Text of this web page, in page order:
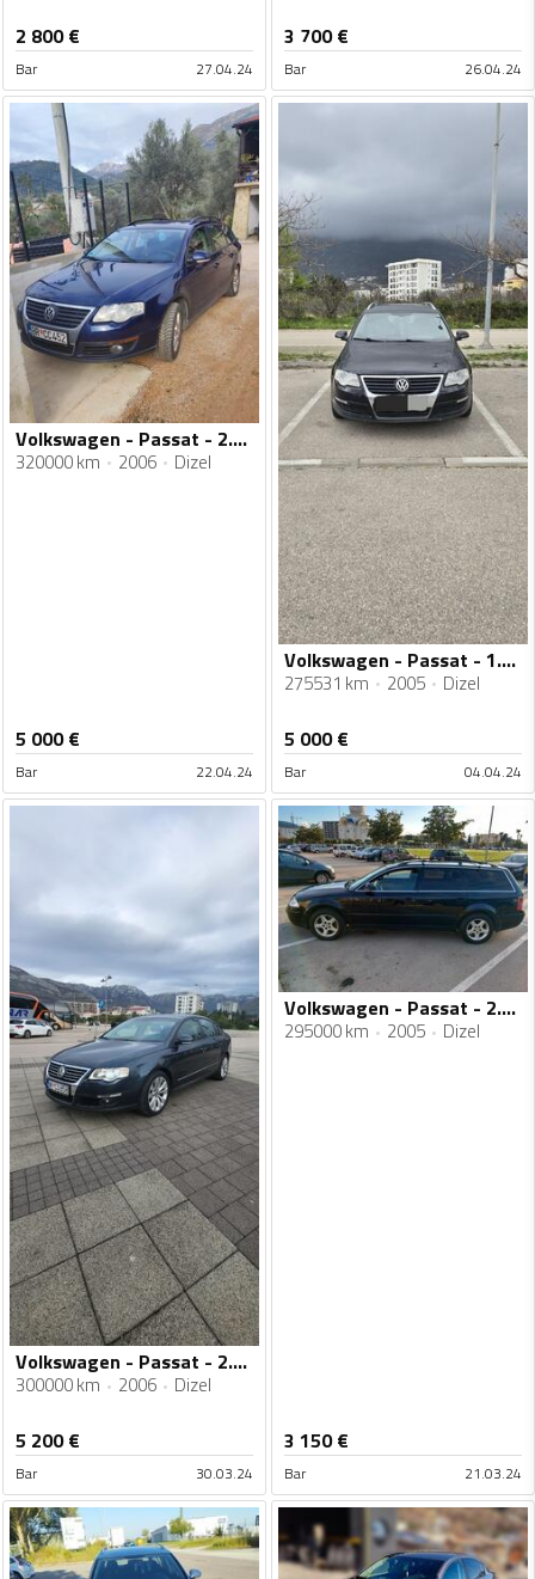
2 800€
Bar 27.04.24
3 700€
Bar 26.04.24
Volkswagen - Passat - 2.0tdi
320000 km 2006 Dizel
5 000€
Bar 22.04.24
Volkswagen - Passat - 1.9 tdi
275531 km 2005 Dizel
5 000€
Bar 04.04.24
Volkswagen - Passat - 2.0 TDI
300000 km 2006 Dizel
5 200€
Bar 30.03.24
Volkswagen - Passat - 2.0 TDI
295000 km 2005 Dizel
3 150€
Bar 21.03.24